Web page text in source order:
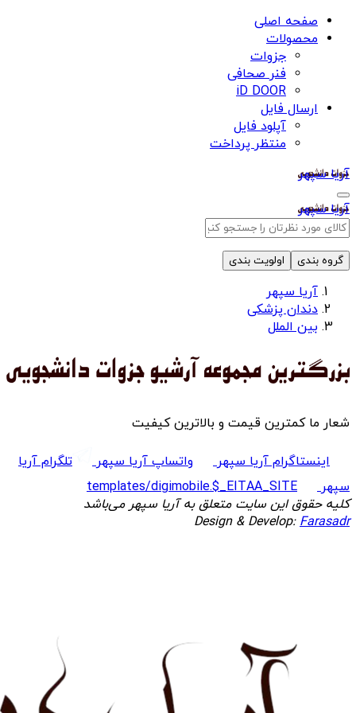
صفحه اصلی
محصولات
جزوات
فنر صحافی
iD DOOR
ارسال فایل
آپلود فایل
منتظر پرداخت
آریا سپهر
آریا سپهر
گروه بندی اولویت بندی
آریا سپهر
دندان پزشکی
بین الملل
شعار ما کمترین قیمت و بالاترین کیفیت
اینستاگرام آریا سپهر واتساپ آریا سپهر
تلگرام آریا
سپهر
templates/digimobile.$_EITAA_SITE
کلیه حقوق این سایت متعلق به آریا سپهر می‌باشد
Design & Develop:Farasadr